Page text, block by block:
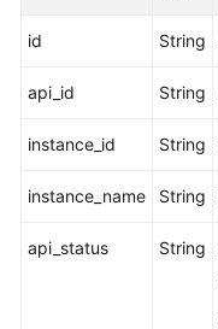
API
数
服
API
id String
api_id String
instance_id String
instance_name String
api_status String